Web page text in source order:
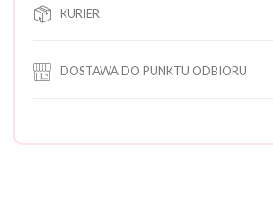
KURIER
DOSTAWA DO PUNKTU ODBIORU